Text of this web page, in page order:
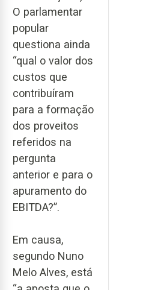
O parlamentar
popular
questiona ainda
“qual o valor dos
custos que
contribuíram
para a formação
dos proveitos
referidos na
pergunta
anterior e para o
apuramento do
EBITDA?”.
Em causa,
segundo Nuno
Melo Alves, está